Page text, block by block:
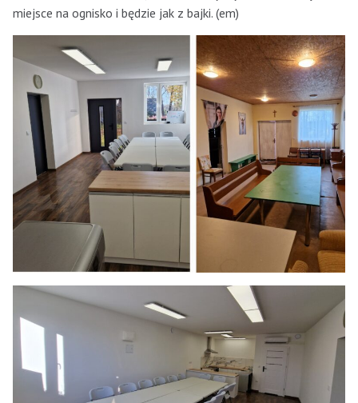
miejsce na ognisko i będzie jak z bajki. (em)